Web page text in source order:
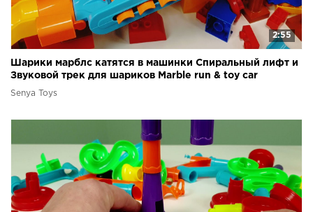
2:55
Шарики марблс катятся в машинки Спиральный лифт и
Звуковой трек для шариков Marble run & toy car
Senya Toys